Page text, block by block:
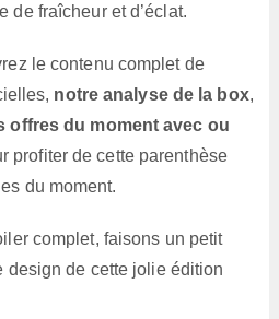
de fraîcheur et d’éclat.
le contenu complet de
notre analyse de la box,
offres du moment avec ou
profiter de cette parenthèse
du moment.
complet, faisons un petit
design de cette jolie édition